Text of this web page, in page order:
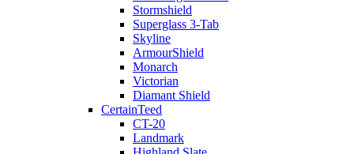
Stormshield
Superglass 3-Tab
Skyline
ArmourShield
Monarch
Victorian
Diamant Shield
CertainTeed
CT-20
Landmark